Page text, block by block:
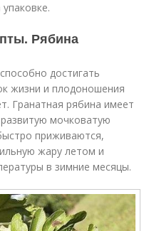
Рябина
достигать
жизни и плодоношения
Гранатная рябина имеет
мочковатую
приживаются,
жару летом и
в зимние месяцы.